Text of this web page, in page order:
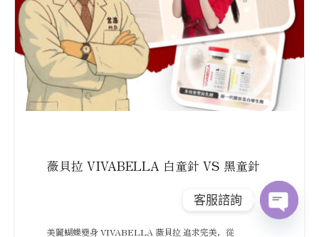
薇貝拉 VIVABELLA 白童針 VS 黑童針
美麗蝴蝶變身 VIVABELLA 薇貝拉 追求完美，從
客服諮詢